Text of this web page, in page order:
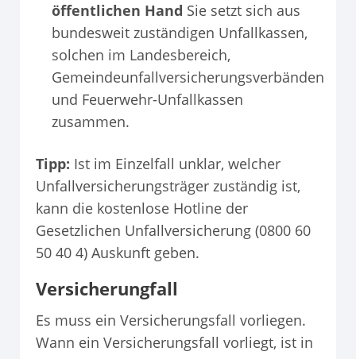
öffentlichen Hand Sie setzt sich aus
bundesweit zuständigen Unfallkassen,
solchen im Landesbereich,
Gemeindeunfallversicherungsverbänden
und Feuerwehr-Unfallkassen
zusammen.
Tipp: Ist im Einzelfall unklar, welcher
Unfallversicherungsträger zuständig ist,
kann die kostenlose Hotline der
Gesetzlichen Unfallversicherung (0800 60
50 40 4) Auskunft geben.
Versicherungfall
Es muss ein Versicherungsfall vorliegen.
Wann ein Versicherungsfall vorliegt, ist in